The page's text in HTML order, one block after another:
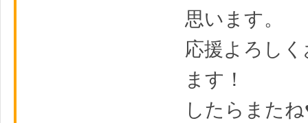
思います。
応援よろし
ます！
したらまた